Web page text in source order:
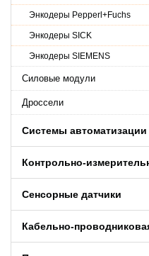
Энкодеры Pepperl+Fuchs
Энкодеры SICK
Энкодеры SIEMENS
Силовые модули
Дроссели
Системы автоматизации
Контрольно-
Сенсорные датчики
Кабельно-